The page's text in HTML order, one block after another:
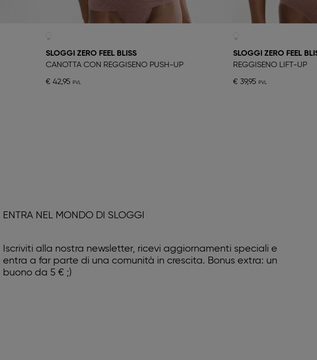
SLOGGI ZERO FEEL BLISS
CANOTTA CON REGGISENO PUSH-UP
€ 42,95
SLOGGI ZERO FEEL
REGGISENO LIFT-UP
€ 39,95
ENTRA NEL MONDO DI SLOGGI
Iscriviti alla nostra newsletter, ricevi aggiornamenti speciali e
entra a far parte di una comunità in crescita. Bonus extra: un
buono da 5 € ;)